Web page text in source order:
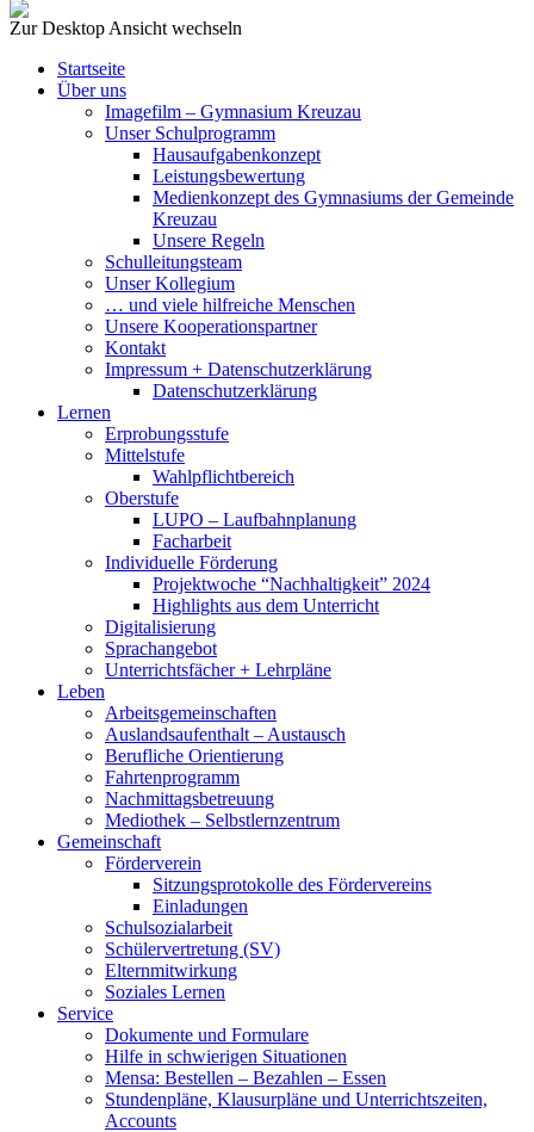
Zur Desktop Ansicht wechseln
Startseite
Über uns
Imagefilm – Gymnasium Kreuzau
Unser Schulprogramm
Hausaufgabenkonzept
Leistungsbewertung
Medienkonzept des Gymnasiums der Gemeinde
Kreuzau
Unsere Regeln
Schulleitungsteam
Unser Kollegium
… und viele hilfreiche Menschen
Unsere Kooperationspartner
Kontakt
Impressum + Datenschutzerklärung
Datenschutzerklärung
Lernen
Erprobungsstufe
Mittelstufe
Wahlpflichtbereich
Oberstufe
LUPO – Laufbahnplanung
Facharbeit
Individuelle Förderung
Projektwoche “Nachhaltigkeit” 2024
Highlights aus dem Unterricht
Digitalisierung
Sprachangebot
Unterrichtsfächer + Lehrpläne
Leben
Arbeitsgemeinschaften
Auslandsaufenthalt – Austausch
Berufliche Orientierung
Fahrtenprogramm
Nachmittagsbetreuung
Mediothek – Selbstlernzentrum
Gemeinschaft
Förderverein
Sitzungsprotokolle des Fördervereins
Einladungen
Schulsozialarbeit
Schülervertretung (SV)
Elternmitwirkung
Soziales Lernen
Service
Dokumente und Formulare
Hilfe in schwierigen Situationen
Mensa: Bestellen – Bezahlen – Essen
Stundenpläne, Klausurpläne und Unterrichtszeiten,
Accounts